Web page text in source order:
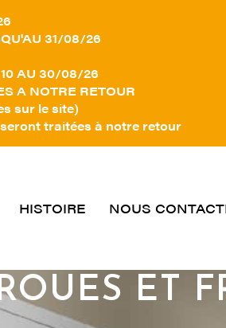
31/08/26
10 AU 30/08/26
A NOTRE RETOUR
sur le site)
traitées à notre retour
HISTOIRE NOUS
ET